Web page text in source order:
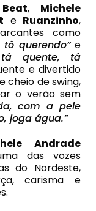
, Michele
e Ruanzinho,
como
querendo”e
quente, tá
e divertido
cheio de swing,
o verão sem
com a pele
joga água.”
Andrade
das vozes
do Nordeste,
carisma e